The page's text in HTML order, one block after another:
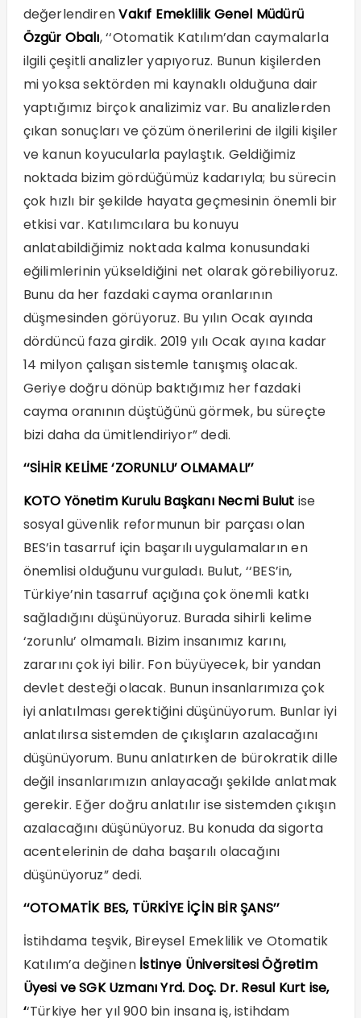
değerlendirenVakıf Emeklilik Genel Müdürü
Özgür Obalı, ‘‘Otomatik Katılım’dan caymalarla
ilgili çeşitli analizler yapıyoruz. Bunun kişilerden
mi yoksa sektörden mi kaynaklı olduğuna dair
yaptığımız birçok analizimiz var. Bu analizlerden
çıkan sonuçları ve çözüm önerilerini de ilgili kişiler
ve kanun koyucularla paylaştık. Geldiğimiz
noktada bizim gördüğümüz kadarıyla; bu sürecin
çok hızlı bir şekilde hayata geçmesinin önemli bir
etkisi var. Katılımcılara bu konuyu
anlatabildiğimiz noktada kalma konusundaki
eğilimlerinin yükseldiğini net olarak görebiliyoruz.
Bunu da her fazdaki cayma oranlarının
düşmesinden görüyoruz. Bu yılın Ocak ayında
dördüncü faza girdik. 2019 yılı Ocak ayına kadar
14 milyon çalışan sistemle tanışmış olacak.
Geriye doğru dönüp baktığımız her fazdaki
cayma oranının düştüğünü görmek, bu süreçte
bizi daha da ümitlendiriyor” dedi.
‘‘SİHİR KELİME ‘ZORUNLU’ OLMAMALI’’
KOTO Yönetim Kurulu Başkanı Necmi Bulut ise
sosyal güvenlik reformunun bir parçası olan
BES’in tasarruf için başarılı uygulamaların en
önemlisi olduğunu vurguladı. Bulut, ‘‘BES’in,
Türkiye’nin tasarruf açığına çok önemli katkı
sağladığını düşünüyoruz. Burada sihirli kelime
‘zorunlu’ olmamalı. Bizim insanımız karını,
zararını çok iyi bilir. Fon büyüyecek, bir yandan
devlet desteği olacak. Bunun insanlarımıza çok
iyi anlatılması gerektiğini düşünüyorum. Bunlar iyi
anlatılırsa sistemden de çıkışların azalacağını
düşünüyorum. Bunu anlatırken de bürokratik dille
değil insanlarımızın anlayacağı şekilde anlatmak
gerekir. Eğer doğru anlatılır ise sistemden çıkışın
azalacağını düşünüyoruz. Bu konuda da sigorta
acentelerinin de daha başarılı olacağını
düşünüyoruz” dedi.
‘‘OTOMATİK BES, TÜRKİYE İÇİN BİR ŞANS’’
İstihdama teşvik, Bireysel Emeklilik ve Otomatik
Katılım’a değinenİstinye Üniversitesi Öğretim
Üyesi ve SGK Uzmanı Yrd. Doç. Dr. Resul Kurt ise,
‘‘Türkiye her yıl 900 bin insana iş, istihdam